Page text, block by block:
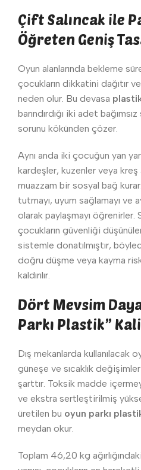
Çift Salıncak ile
Öğreten Geniş
Oyun alanlarında bekleme
çocukların dikkatini dağıtır
neden olur. Bu devasa
barındırdığı iki adet
sorunu kökünden çözer.
Aynı anda iki çocuğun yan
kardeşler, kuzenler veya kreş
muazzam bir sosyal bağ
tutmayı, uyum sağlamayı ve
olarak paylaşmayı öğrenirler.
çocukların güvenliği
sistemle donatılmıştır,
doğru düşme veya kayma
kaldırılır.
Dört Mevsim
Parkı Plastik”
Dış mekanlarda kullanılacak
güneşe ve sıcaklık
şarttır. Toksik madde
ve ekstra sertleştirilmiş
üretilen bu oyun parkı
meydan okur.
Toplam 46,20 kg